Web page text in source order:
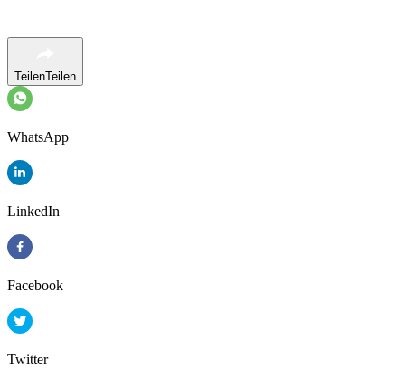
TeilenTeilen
WhatsApp
LinkedIn
Facebook
Twitter